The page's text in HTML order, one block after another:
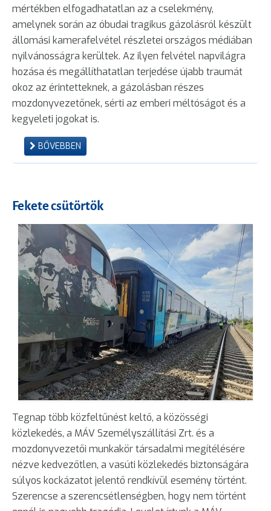
mértékben elfogadhatatlan az a cselekmény,
amelynek során az óbudai tragikus gázolásról készült
állomási kamerafelvétel részletei országos médiában
nyilvánosságra kerültek. Az ilyen felvétel napvilágra
hozása és megállíthatatlan terjedése újabb traumát
okoz az érintetteknek, a gázolásban részes
mozdonyvezetőnek, sérti az emberi méltóságot és a
kegyeleti jogokat is.
BŐVEBBEN
Fekete csütörtök
Tegnap több közfeltűnést keltő, a közösségi
közlekedés, a MÁV Személyszállítási Zrt. és a
mozdonyvezetői munkakör társadalmi megítélésére
nézve kedvezőtlen, a vasúti közlekedés biztonságára
súlyos kockázatot jelentő rendkívül esemény történt.
Szerencse a szerencsétlenségben, hogy nem történt